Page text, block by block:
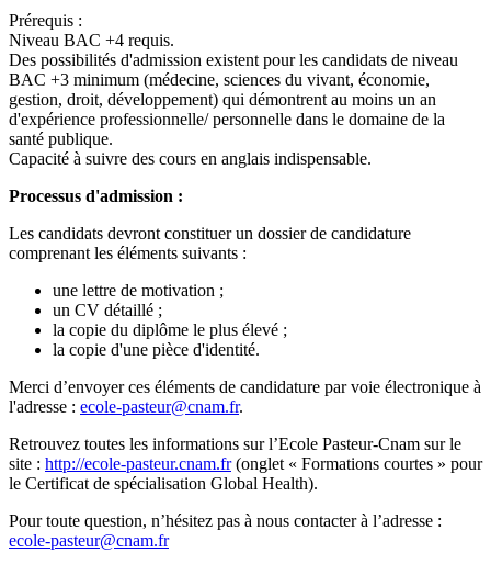
Prérequis :
Niveau BAC +4 requis.
Des possibilités d'admission existent pour les candidats de niveau
BAC +3 minimum (médecine, sciences du vivant, économie,
gestion, droit, développement) qui démontrent au moins un an
d'expérience professionnelle/ personnelle dans le domaine de la
santé publique.
Capacité à suivre des cours en anglais indispensable.
Processus d'admission :
Les candidats devront constituer un dossier de candidature
comprenant les éléments suivants :
une lettre de motivation ;
un CV détaillé ;
la copie du diplôme le plus élevé ;
la copie d'une pièce d'identité.
Merci d’envoyer ces éléments de candidature par voie électronique à
l'adresse : ecole-pasteur@cnam.fr.
Retrouvez toutes les informations sur l’Ecole Pasteur-Cnam sur le
site : http://ecole-pasteur.cnam.fr(onglet « Formations courtes » pour
le Certificat de spécialisation Global Health).
Pour toute question, n’hésitez pas à nous contacter à l’adresse :
ecole-pasteur@cnam.fr